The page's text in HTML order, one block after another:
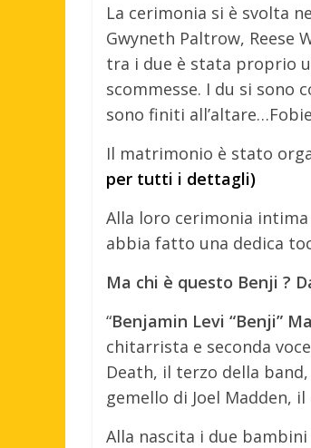
La cerimonia si è svolta
Gwyneth Paltrow, Reese
tra i due è stata proprio
scommesse. I du si sono
sono finiti
Il matrimonio è stato
per tutti i dettagli)
Alla loro cerimonia
abbia fatto una dedica
Ma chi è questo Benji ?
“Benjamin Levi “Benji”
chitarrista e seconda
Death, il terzo della
gemello di Joel Madden,
Alla nascita i due